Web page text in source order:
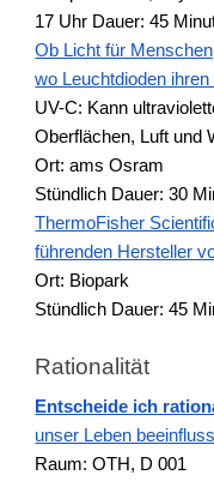
17 Uhr Dauer: 45
Ob Licht für
wo Leuchtdioden
UV-C: Kann
Oberflächen, Luft und
Ort: ams Osram
Stündlich Dauer: 30
ThermoFisher
führenden Hersteller
Ort: Biopark
Stündlich Dauer: 45
Rationalität
Entscheide ich
unser Leben
Raum: OTH, D 001